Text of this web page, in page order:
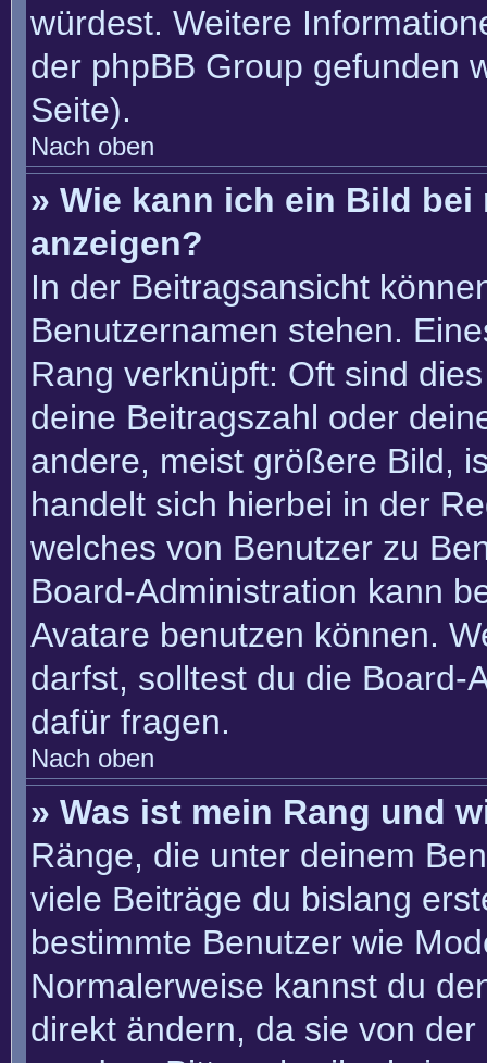
würdest. Weitere
der phpBB Group gefunden
Seite).
Nach oben
» Wie kann ich ein Bild bei
anzeigen?
In der Beitragsansicht
Benutzernamen stehen.
Rang verknüpft: Oft sind
deine Beitragszahl oder
andere, meist größere Bild,
handelt sich hierbei in der
welches von Benutzer zu
Board-Administration kann
Avatare benutzen können.
darfst, solltest du die Board-
dafür fragen.
Nach oben
» Was ist mein Rang und
Ränge, die unter deinem
viele Beiträge du bislang
bestimmte Benutzer wie
Normalerweise kannst du
direkt ändern, da sie von